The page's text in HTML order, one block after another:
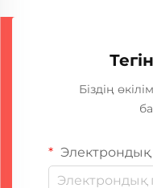
Біздің